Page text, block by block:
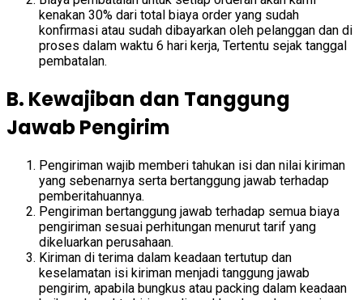
kenakan 30% dari total biaya order yang sudah
konfirmasi atau sudah dibayarkan oleh pelanggan dan di
proses dalam waktu 6 hari kerja, Tertentu sejak tanggal
pembatalan.
B. Kewajiban dan Tanggung
Jawab Pengirim
Pengiriman wajib memberi tahukan isi dan nilai kiriman
yang sebenarnya serta bertanggung jawab terhadap
pemberitahuannya.
Pengiriman bertanggung jawab terhadap semua biaya
pengiriman sesuai perhitungan menurut tarif yang
dikeluarkan perusahaan.
Kiriman di terima dalam keadaan tertutup dan
keselamatan isi kiriman menjadi tanggung jawab
pengirim, apabila bungkus atau packing dalam keadaan